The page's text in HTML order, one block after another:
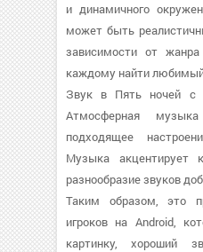
и динамичного
может быть
зависимости от
каждому найти
Звук в Пять ночей с
Атмосферная
подходящее
Музыка
разнообразие звуков
Таким образом, это
игроков на Android,
картинку, хороший